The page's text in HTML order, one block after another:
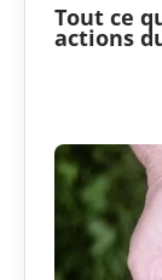
Tout ce
actions